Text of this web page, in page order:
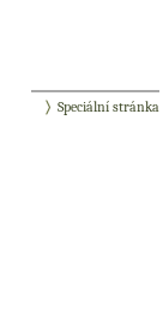
Speciální stránka